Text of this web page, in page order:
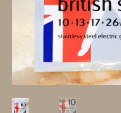
特定商取引法に基づく表記